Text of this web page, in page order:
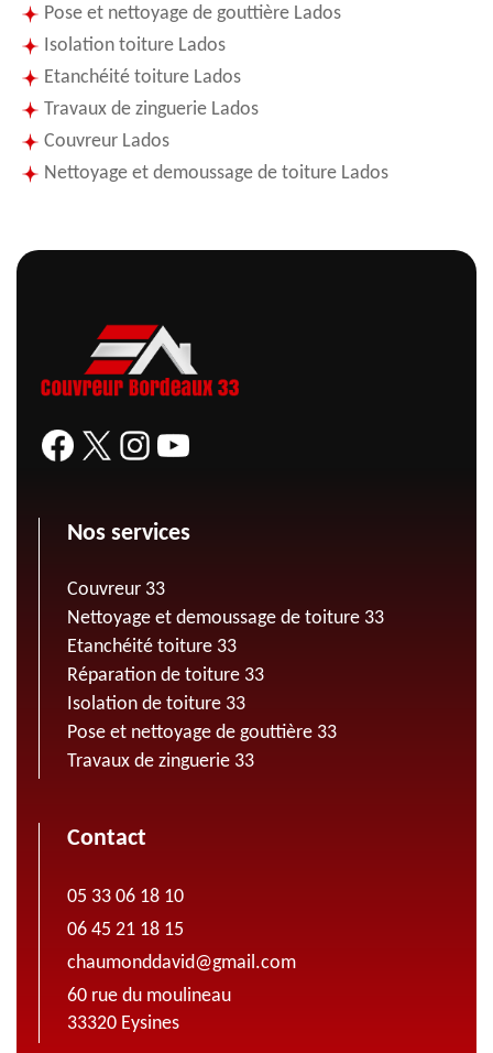
Pose et nettoyage de gouttière Lados
Isolation toiture Lados
Etanchéité toiture Lados
Travaux de zinguerie Lados
Couvreur Lados
Nettoyage et demoussage de toiture Lados
Nos services
Couvreur 33
Nettoyage et demoussage de toiture 33
Etanchéité toiture 33
Réparation de toiture 33
Isolation de toiture 33
Pose et nettoyage de gouttière 33
Travaux de zinguerie 33
Contact
05 33 06 18 10
06 45 21 18 15
chaumonddavid@gmail.com
60 rue du moulineau
33320 Eysines